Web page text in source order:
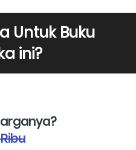
Untuk Buku
ini?